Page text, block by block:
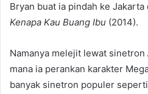
Bryan buat ia pindah ke
Kenapa Kau Buang Ibu (2014).
Namanya melejit lewat sinetron
mana ia perankan karakter
banyak sinetron populer seperti